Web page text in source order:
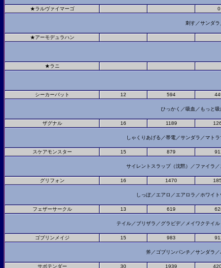
★ラルヴァイマーゴ 0
刺す／サンダ
★アーモデュラハン
★ラニ
シーカーバット 12 594
ひっかく／吸血／もっと
ザグナル 16 1189
しゃくりあげる／帯電／サンダラ／マト
スケアモンスター 15 879
サイレントスラップ（沈黙）／ファイラ
グリフォン 16 1470
しっぽ／エアロ／エアロラ／ホワイ
フェザーサークル 13 619
テイル／ブリザラ／グラビデ／メイワクテイ
ゴブリンメイジ 15 983
斧／ゴブリンパンチ／サンダラ
サボテンダー 30 1939